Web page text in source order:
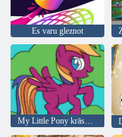
Es varu gleznot
My Little Pony krāsojamā grāmata